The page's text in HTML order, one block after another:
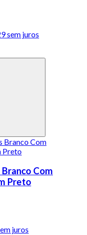
sem juros
Com
Preto
juros